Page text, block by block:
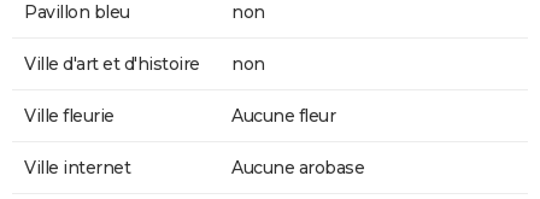
Pavillon bleu non
Ville d'art et d'histoire non
Ville fleurie Aucune fleur
Ville internet Aucune arobase